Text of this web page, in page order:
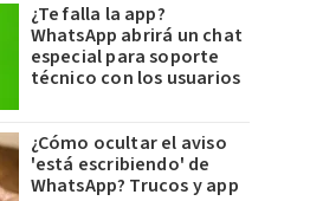
¿Te falla la app?
WhatsApp abrirá un chat
especial para soporte
técnico con los usuarios
¿Cómo ocultar el aviso
'está escribiendo' de
WhatsApp? Trucos y app